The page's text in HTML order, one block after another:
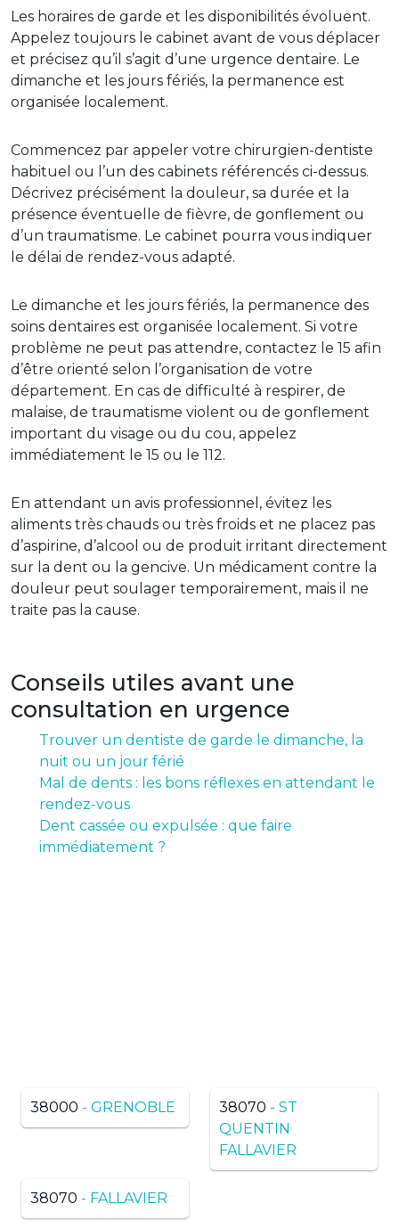
Les horaires de garde et les disponibilités évoluent.
Appelez toujours le cabinet avant de vous déplacer
et précisez qu’il s’agit d’une urgence dentaire. Le
dimanche et les jours fériés, la permanence est
organisée localement.
Commencez par appeler votre chirurgien-dentiste
habituel ou l’un des cabinets référencés ci-dessus.
Décrivez précisément la douleur, sa durée et la
présence éventuelle de fièvre, de gonflement ou
d’un traumatisme. Le cabinet pourra vous indiquer
le délai de rendez-vous adapté.
Le dimanche et les jours fériés, la permanence des
soins dentaires est organisée localement. Si votre
problème ne peut pas attendre, contactez le 15 afin
d’être orienté selon l’organisation de votre
département. En cas de difficulté à respirer, de
malaise, de traumatisme violent ou de gonflement
important du visage ou du cou, appelez
immédiatement le 15 ou le 112.
En attendant un avis professionnel, évitez les
aliments très chauds ou très froids et ne placez pas
d’aspirine, d’alcool ou de produit irritant directement
sur la dent ou la gencive. Un médicament contre la
douleur peut soulager temporairement, mais il ne
traite pas la cause.
Conseils utiles avant une
consultation en urgence
Trouver un dentiste de garde le dimanche, la
nuit ou un jour férié
Mal de dents : les bons réflexes en attendant le
rendez-vous
Dent cassée ou expulsée : que faire
immédiatement ?
38000 - GRENOBLE 38070 - ST
QUENTIN
FALLAVIER
38070 - FALLAVIER